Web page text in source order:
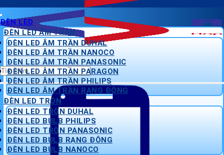
Tìm
kiếm:
ĐÈN LED
ĐÈN LED ÂM TRẦN
ĐÈN LED ÂM TRẦN DUHAL
ĐÈN LED ÂM TRẦN NANOCO
ĐÈN LED ÂM TRẦN PANASONIC
ĐÈN LED ÂM TRẦN PARAGON
ĐÈN LED ÂM TRẦN PHILIPS
ĐÈN LED ÂM TRẦN RẠNG ĐÔNG
ĐÈN LED TRÒN
ĐÈN LED TRÒN DUHAL
ĐÈN LED BULB PHILIPS
ĐÈN LED TRÒN PANASONIC
ĐÈN LED BULB RẠNG ĐÔNG
ĐÈN LED BULB NANOCO